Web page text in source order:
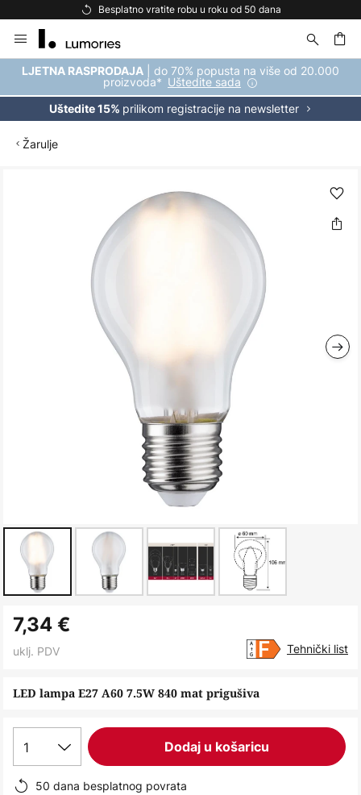
Besplatno vratite robu u roku od 50 dana
to
Content
LJETNA RASPRODAJA | do 70% popusta na više od 20.000
proizvoda* Uštedite sada
Uštedite 15% prilikom registracije na newsletter
Žarulje
to
the
of
images
gallery
LED lampa E27 A60 7.5W 840 mat prigušiva
7,34 €
uklj. PDV Tehnički list
1 Dodaj u košaricu
50 dana besplatnog povrata